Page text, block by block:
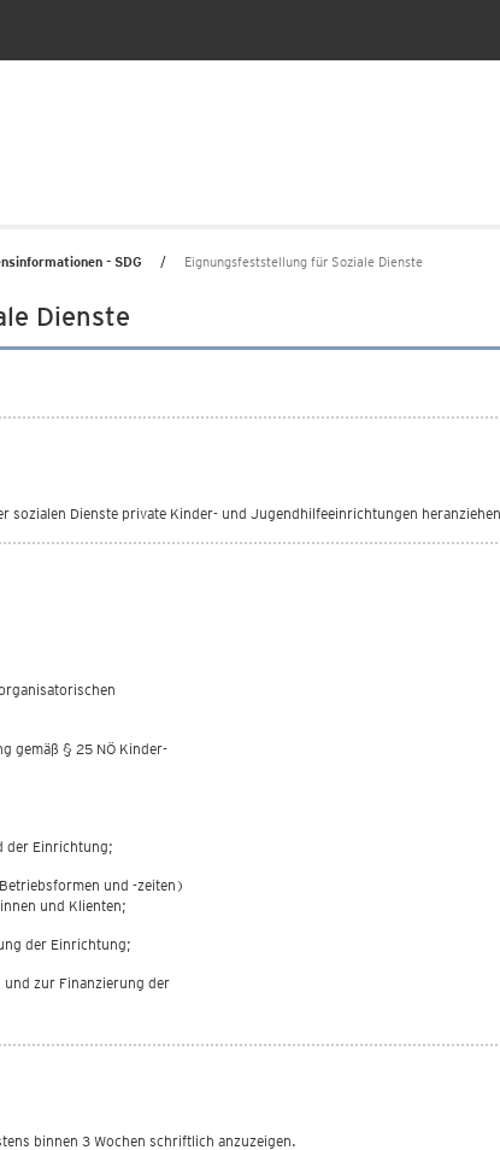
- SDG Eignungsfeststellung für Soziale Dienste
Dienste
Dienste private Kinder- und Jugendhilfeeinrichtungen
gemäß § 25 NÖ Kinder-
der Einrichtung;
und -zeiten)
und Klienten;
der Einrichtung;
zur Finanzierung der
binnen 3 Wochen schriftlich anzuzeigen.